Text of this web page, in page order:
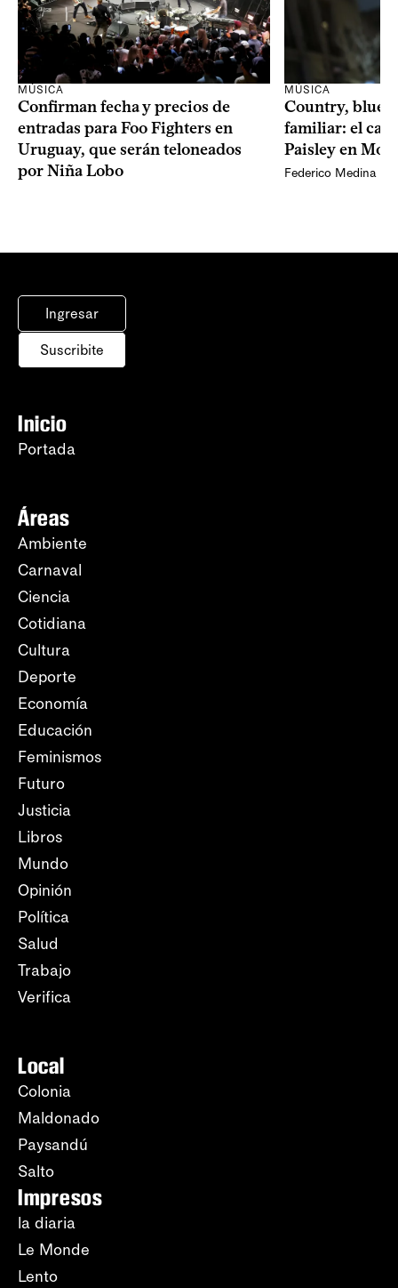
MÚSICA
Confirman fecha y precios de
entradas para Foo Fighters en
Uruguay, que serán teloneados
por Niña Lobo
MÚSICA
Country,
familiar: el
Paisley en
Federico Medina
Ingresar
Suscribite
Inicio
Portada
Áreas
Ambiente
Carnaval
Ciencia
Cotidiana
Cultura
Deporte
Economía
Educación
Feminismos
Futuro
Justicia
Libros
Mundo
Opinión
Política
Salud
Trabajo
Verifica
Local
Colonia
Maldonado
Paysandú
Salto
Impresos
la diaria
Le Monde
Lento